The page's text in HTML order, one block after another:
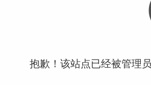
抱歉！该站点已经被管理